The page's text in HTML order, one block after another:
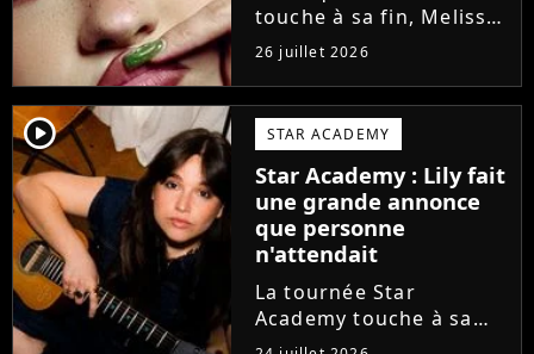
touche à sa fin, Melissa
se confie en interview
sur Volum sur la
création de son EP tout
va bien (j'crois), son
envie de gommer
l'étiquette Star
Academy, le jeu...
26 juillet 2026
player2 STAR ACADEMY
Star Academy : Lily fait
une grande annonce
que personne
n'attendait
La tournée Star
Academy touche à sa
fin. Et bonne nouvelle :